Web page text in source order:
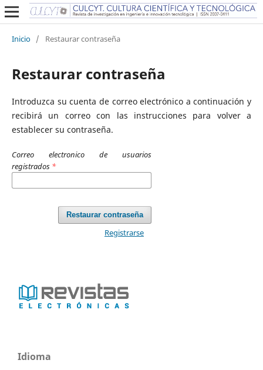
Inicio / Restaurar contraseña
Restaurar contraseña
Introduzca su cuenta de correo electrónico a continuación y
recibirá un correo con las instrucciones para volver a
establecer su contraseña.
Correo electronico de usuarios
registrados *
Restaurar contraseña
Registrarse
Idioma